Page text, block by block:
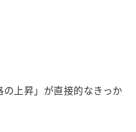
上昇」が直接的なきっか